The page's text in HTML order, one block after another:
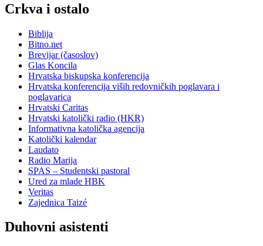
Crkva i ostalo
Biblija
Bitno.net
Brevijar (časoslov)
Glas Koncila
Hrvatska biskupska konferencija
Hrvatska konferencija viših redovničkih poglavara i
poglavarica
Hrvatski Caritas
Hrvatski katolički radio (HKR)
Informativna katolička agencija
Katolički kalendar
Laudato
Radio Marija
SPAS – Studentski pastoral
Ured za mlade HBK
Veritas
Zajednica Taizé
Duhovni asistenti